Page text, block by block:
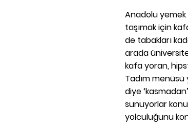
Anadolu
taşımak için
de tabakları
arada
kafa yoran,
Tadım menüsü
diye
sunuyorlar
yolculuğunu